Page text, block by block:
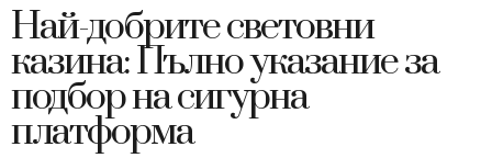
Най-добрите световни
казина: Пълно указание за
подбор на сигурна
платформа